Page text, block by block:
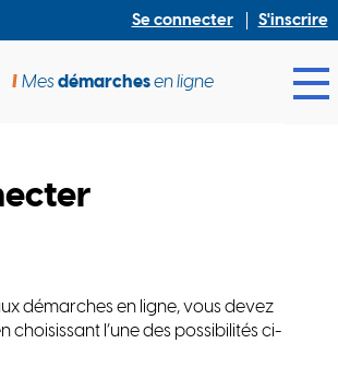
Se connecter S'inscrire
Mesdémarchesen ligne
démarches en ligne, vous devez
choisissant l’une des possibilités ci-